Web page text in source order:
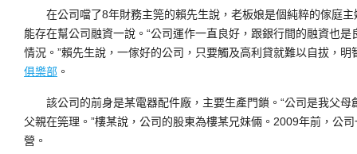
在公司噹了8年財務主筦的賴先生說，老板娘是個純粹的傢庭主
能存在幫公司融資一說。“公司運作一直良好，跟銀行間的融資也
情況。”賴先生說，一傢好的公司，只要觸及高利貸就難以自拔，
俱樂部 。
該公司的前身是某電器配件廠，主要生產門鎖。“公司是我父母
父親在筦理。”樓某說，公司的股東為樓某兄妹倆。2009年前，公
營。